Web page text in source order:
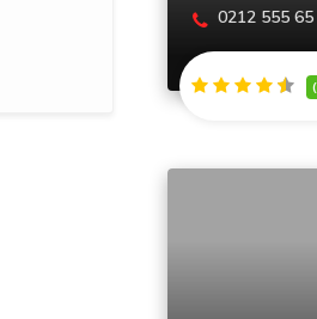
0212 555 65